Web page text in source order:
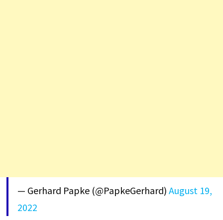
— Gerhard Papke (@PapkeGerhard) August 19,
2022